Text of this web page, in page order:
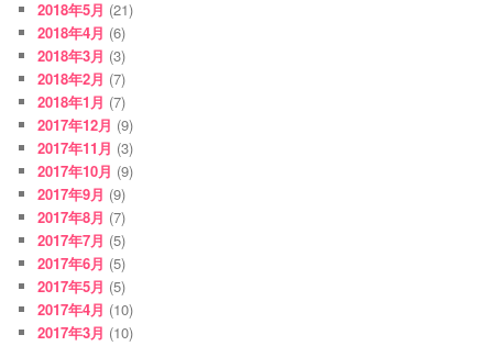
2018年5月 (21)
2018年4月 (6)
2018年3月 (3)
2018年2月 (7)
2018年1月 (7)
2017年12月 (9)
2017年11月 (3)
2017年10月 (9)
2017年9月 (9)
2017年8月 (7)
2017年7月 (5)
2017年6月 (5)
2017年5月 (5)
2017年4月 (10)
2017年3月 (10)